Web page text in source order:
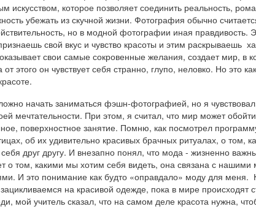
искусством, которое позволяет соединить реальность,
убежать из скучной жизни. Фотография обычно
но в модной фотографии иная правдивость.
свой вкус и чувство красоты и этим раскрываешь
свои самые сокровенные желания, создает мир, в
от этого он чувствует себя странно, глупо, неловко. Но это
начать заниматься фэшн-фотографией, но я
мечтательности. При этом, я считал, что мир может
поверхностное занятие. Помню, как посмотрел
об их удивительно красивых брачных ритуалах, о том,
друг другу. И внезапно понял, что мода - жизненно
о том, какими мы хотим себя видеть, она связана с нашими
И это понимание как будто «оправдало» моду для меня.
на красивой одежде, пока в мире происходят
мой учитель сказал, что на самом деле красота нужна,